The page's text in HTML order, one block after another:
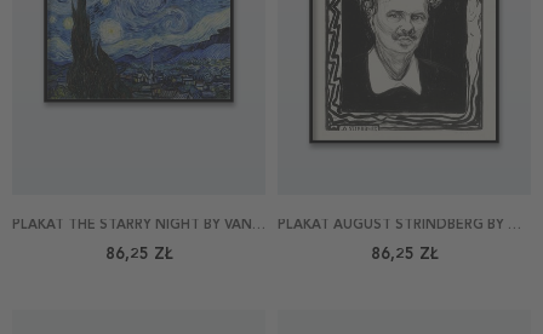
PLAKAT THE STARRY NIGHT BY VAN GOGH 50X40
86,25 ZŁ
PLAKAT AUGUST STRINDBERG BY MUNCH 40X50
86,25 ZŁ